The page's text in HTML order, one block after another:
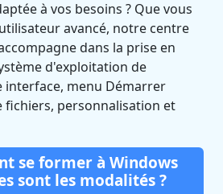
à vos besoins ? Que vous
avancé, notre centre
dans la prise en
d'exploitation de
interface, menu Démarrer
fichiers, personnalisation et
se former à Windows
sont les modalités ?